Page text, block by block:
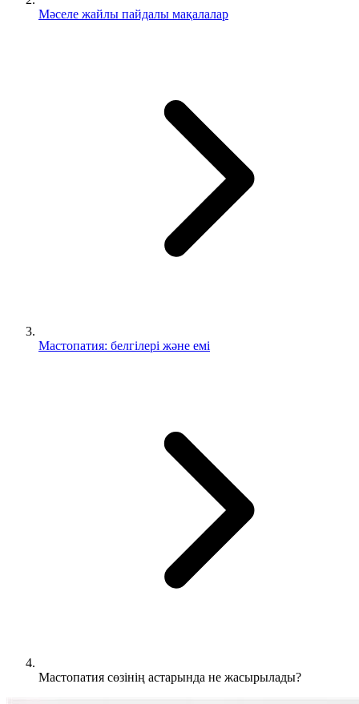
Мәселе жайлы пайдалы мақалалар
Мастопатия: белгілері және емі
Мастопатия сөзінің астарында не жасырылады?